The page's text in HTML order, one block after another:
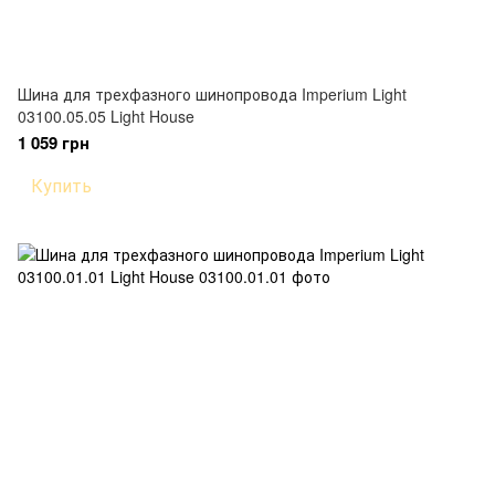
Шина для трехфазного шинопровода Imperium Light
03100.05.05 Light House
1 059 грн
Купить